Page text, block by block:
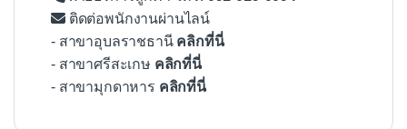
ติดต่อพนักงานผ่านไลน์
- สาขาอุบลราชธานี คลิกที่นี่
- สาขาศรีสะเกษ คลิกที่นี่
- สาขามุกดาหาร คลิกที่นี่